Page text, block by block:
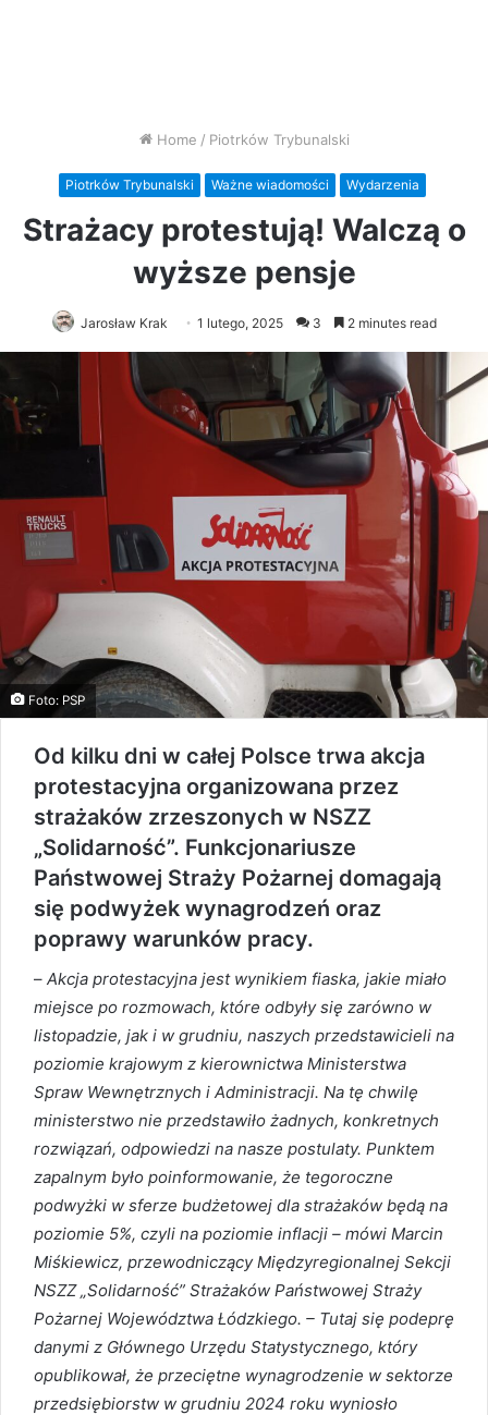
Home / Piotrków Trybunalski
Piotrków Trybunalski Ważne wiadomości Wydarzenia
Strażacy protestują! Walczą o
wyższe pensje
Jarosław Krak 1 lutego, 2025 3 2 minutes read
Foto: PSP
Od kilku dni w całej Polsce trwa akcja
protestacyjna organizowana przez
strażaków zrzeszonych w NSZZ
„Solidarność”. Funkcjonariusze
Państwowej Straży Pożarnej domagają
się podwyżek wynagrodzeń oraz
poprawy warunków pracy.
– Akcja protestacyjna jest wynikiem fiaska, jakie miało
miejsce po rozmowach, które odbyły się zarówno w
listopadzie, jak i w grudniu, naszych przedstawicieli na
poziomie krajowym z kierownictwa Ministerstwa
Spraw Wewnętrznych i Administracji. Na tę chwilę
ministerstwo nie przedstawiło żadnych, konkretnych
rozwiązań, odpowiedzi na nasze postulaty. Punktem
zapalnym było poinformowanie, że tegoroczne
podwyżki w sferze budżetowej dla strażaków będą na
poziomie 5%, czyli na poziomie inflacji – mówi Marcin
Miśkiewicz, przewodniczący Międzyregionalnej Sekcji
NSZZ „Solidarność” Strażaków Państwowej Straży
Pożarnej Województwa Łódzkiego. – Tutaj się podeprę
danymi z Głównego Urzędu Statystycznego, który
opublikował, że przeciętne wynagrodzenie w sektorze
przedsiębiorstw w grudniu 2024 roku wyniosło